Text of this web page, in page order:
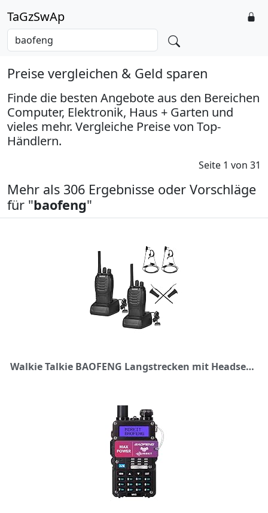
TaGzSwAp
Preise vergleichen & Geld sparen
Finde die besten Angebote aus den Bereichen
Computer, Elektronik, Haus + Garten und
vieles mehr. Vergleiche Preise von Top-
Händlern.
Seite 1 von 31
Mehr als 306 Ergebnisse oder Vorschläge
für "baofeng"
Walkie Talkie BAOFENG Langstrecken mit Headset,Professionelle PMR-Funkgeräte Reichweite 1-5 km,16 Kanäle Walkie Talkies,Sprechfunkgerät mit LED Taschenlampe (2 Stück)